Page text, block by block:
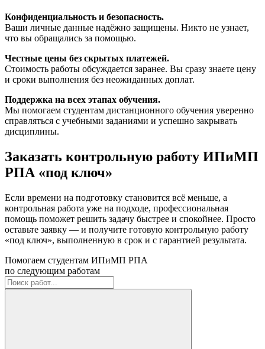
Конфиденциальность и безопасность.
Ваши личные данные надёжно защищены. Никто не узнает,
что вы обращались за помощью.
Честные цены без скрытых платежей.
Стоимость работы обсуждается заранее. Вы сразу знаете цену
и сроки выполнения без неожиданных доплат.
Поддержка на всех этапах обучения.
Мы помогаем студентам дистанционного обучения уверенно
справляться с учебными заданиями и успешно закрывать
дисциплины.
Заказать контрольную работу ИПиМП
РПА «под ключ»
Если времени на подготовку становится всё меньше, а
контрольная работа уже на подходе, профессиональная
помощь поможет решить задачу быстрее и спокойнее. Просто
оставьте заявку — и получите готовую контрольную работу
«под ключ», выполненную в срок и с гарантией результата.
Помогаем студентам ИПиМП РПА
по следующим работам